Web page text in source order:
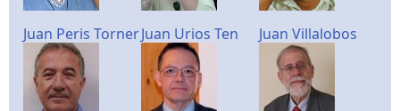
Juan Peris TornerJuan Urios Ten Juan Villalobos